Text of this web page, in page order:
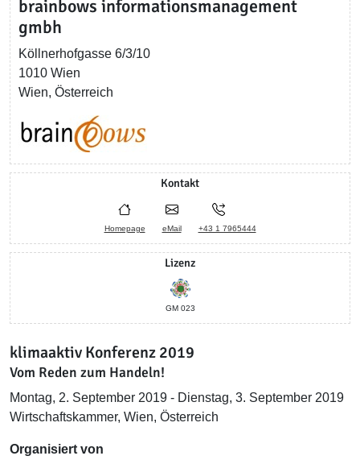
brainbows informationsmanagement
gmbh
Köllnerhofgasse 6/3/10
1010 Wien
Wien, Österreich
Kontakt
Homepage eMail +43 1 7965444
Lizenz
GM 023
klimaaktiv Konferenz 2019
Vom Reden zum Handeln!
Montag, 2. September 2019 - Dienstag, 3. September 2019
Wirtschaftskammer, Wien, Österreich
Organisiert von